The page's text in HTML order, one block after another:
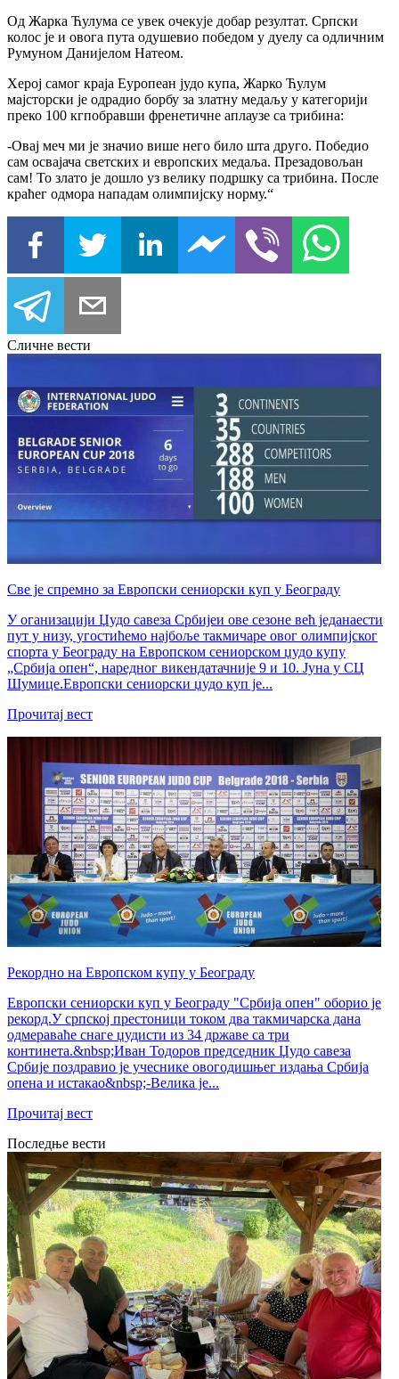
Од Жарка Ћулума се увек очекује добар резултат. Српски
колос је и овога пута одушевио победом у дуелу са одличним
Румуном Данијелом Натеом.
Херој самог краја Еуропеан јудо купа, Жарко Ћулум
мајсторски је одрадио борбу за златну медаљу у категорији
преко 100 кгпобравши френетичне аплаузе са трибина:
-Овај меч ми је значио више него било шта друго. Победио
сам освајача светских и европских медаља. Презадовољан
сам! То злато је дошло уз велику подршку са трибина. После
краћег одмора нападам олимпијску норму.“
Сличне вести
Све је спремно за Европски сениорски куп у Београду
У оганизацији Џудо савеза Србијеи ове сезоне већ једанаести
пут у низу, угостићемо најбоље такмичаре овог олимпијског
спорта у Београду на Европском сениорском џудо купу
„Србија опен“, наредног викендатачније 9 и 10. Јуна у СЦ
Шумице.Европски сениорски џудо куп је...
Прочитај вест
Рекордно на Европском купу у Београду
Европски сениорски куп у Београду "Србија опен" оборио је
рекорд.У српској престоници током два такмичарска дана
одмераваће снаге џудисти из 34 државе са три
континета.&nbsp;Иван Тодоров председник Џудо савеза
Србије поздравио је учеснике овогодишњег издања Србија
опена и истакао&nbsp;-Велика је...
Прочитај вест
Последње вести